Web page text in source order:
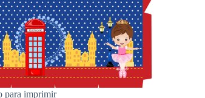
para imprimir